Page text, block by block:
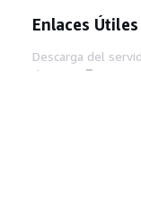
Enlaces Útiles
Descarga del
de AWS